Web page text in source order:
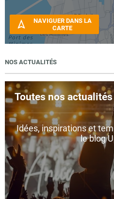
NAVIGUER DANS LA
CARTE
NOS ACTUALITÉS
Toutes nos
Idées, inspirations et
le blog